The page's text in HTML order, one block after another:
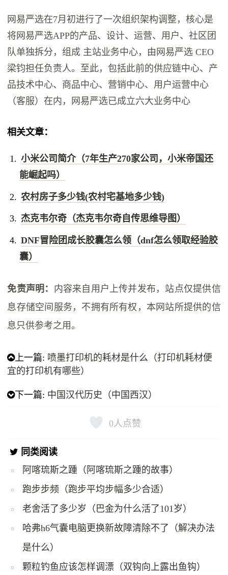
网易严选在7月初进行了一次组织架构调整，核心是
将网易严选APP的产品、设计、运营、用户、社区团
队单独拆分，组成 主站业务中心，由网易严选 CEO
梁钧担任负责人。至此，包括此前的供应链中心、产
品技术中心、商品中心、营销中心、用户运营中心
（客服）在内，网易严选已成立六大业务中心
相关文章：
小米公司简介（7年生产270家公司，小米帝国还
能崛起吗）
农村房子多少钱(农村宅基地多少钱)
杰克韦尔奇（杰克韦尔奇自传思维导图）
DNF冒险团成长胶囊怎么领（dnf怎么领取经验胶
囊）
免责声明： 内容来自用户上传并发布，站点仅提供信
息存储空间服务，不拥有所有权，本网站所提供的信
息只供参考之用。
上一篇: 喷墨打印机的耗材是什么（打印机耗材便
宜的打印机有哪些）
下一篇: 中国汉代历史（中国西汉）
0人点赞
同类阅读
阿喀琉斯之踵（阿喀琉斯之踵的故事）
跑步步频（跑步平均步幅多少合适）
老舍活了多少岁（巴金为什么活了101岁）
哈弗h6气囊电脑更换新故障清除不了（解决办法
是什么）
颗粒钓鱼应该怎样调漂（双钩向上露出鱼钩）